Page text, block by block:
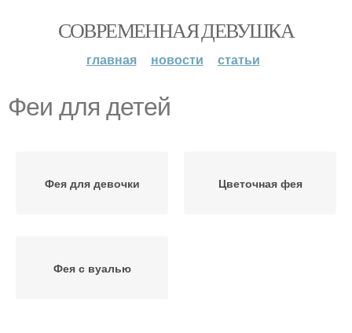
СОВРЕМЕННАЯ ДЕВУШКА
главная новости статьи
Феи для детей
Фея для девочки Цветочная фея
Фея с вуалью